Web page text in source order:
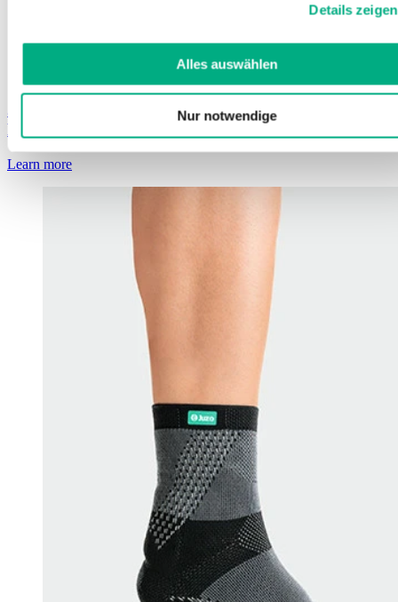
unsererDatenschutzerklärungundImpressum.
Details zeigen
Alles auswählen
Nur notwendige
Pé elástico com almofadas de Silicone
Learn more